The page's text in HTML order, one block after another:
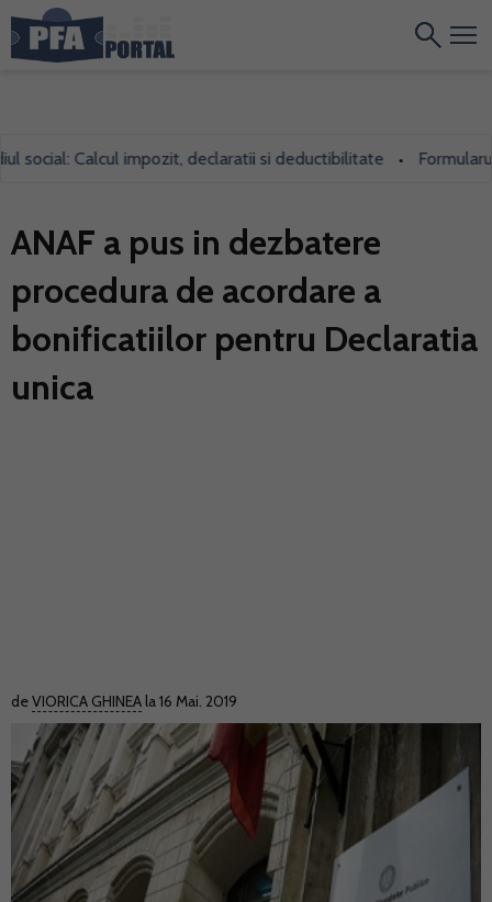
Calcul impozit, declaratii si deductibilitate • Formularul
ANAF a pus in dezbatere
procedura de acordare a
bonificatiilor pentru Declaratia
unica
deVIORICA GHINEA la 16 Mai. 2019